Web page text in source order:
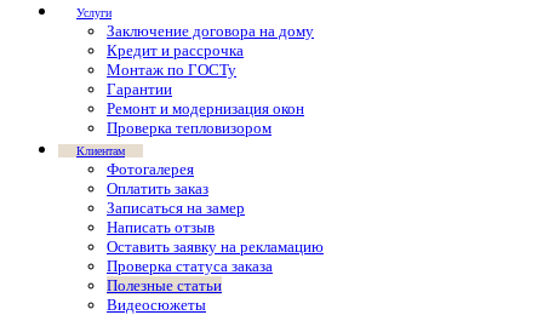
Услуги
Заключение договора на дому
Кредит и рассрочка
Монтаж по ГОСТу
Гарантии
Ремонт и модернизация окон
Проверка тепловизором
Клиентам
Фотогалерея
Оплатить заказ
Записаться на замер
Написать отзыв
Оставить заявку на рекламацию
Проверка статуса заказа
Полезные статьи
Видеосюжеты